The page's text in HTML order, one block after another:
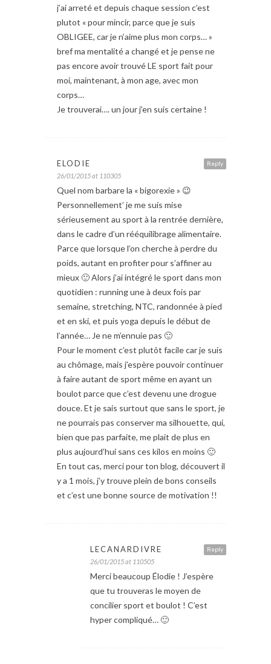
j’ai arreté et depuis chaque session c’est
plutot « pour mincir, parce que je suis
OBLIGEE, car je n’aime plus mon corps… »
bref ma mentalité a changé et je pense ne
pas encore avoir trouvé LE sport fait pour
moi, maintenant, à mon age, avec mon
corps…
Je trouverai…. un jour j’en suis certaine !
Reply
ELODIE
26/01/2015 at 110305
Quel nom barbare la « bigorexie » 😉
Personnellement’ je me suis mise
sérieusement au sport à la rentrée dernière,
dans le cadre d’un rééquilibrage alimentaire.
Parce que lorsque l’on cherche à perdre du
poids, autant en profiter pour s’affiner au
mieux 🙂 Alors j’ai intégré le sport dans mon
quotidien : running une à deux fois par
semaine, stretching, NTC, randonnée à pied
et en ski, et puis yoga depuis le début de
l’année… Je ne m’ennuie pas 🙂
Pour le moment c’est plutôt facile car je suis
au chômage, mais j’espère pouvoir continuer
à faire autant de sport même en ayant un
boulot parce que c’est devenu une drogue
douce. Et je sais surtout que sans le sport, je
ne pourrais pas conserver ma silhouette, qui,
bien que pas parfaite, me plait de plus en
plus aujourd’hui sans ces kilos en moins 🙂
En tout cas, merci pour ton blog, découvert il
y a 1 mois, j’y trouve plein de bons conseils
et c’est une bonne source de motivation !!
Reply
LECANARDIVRE
26/01/2015 at 110505
Merci beaucoup Élodie ! J’espère
que tu trouveras le moyen de
concilier sport et boulot ! C’est
hyper compliqué… 🙂